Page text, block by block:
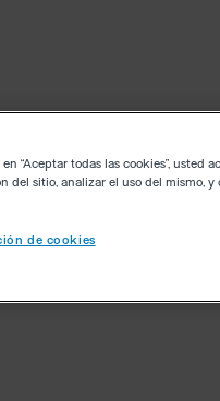
“Aceptar todas las cookies”, usted
del sitio, analizar el uso del mismo,
de cookies